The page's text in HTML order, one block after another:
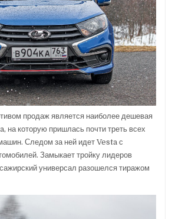
продаж является наиболее дешевая
на которую пришлась почти треть всех
Следом за ней идет Vesta с
Замыкает тройку лидеров
универсал разошелся тиражом